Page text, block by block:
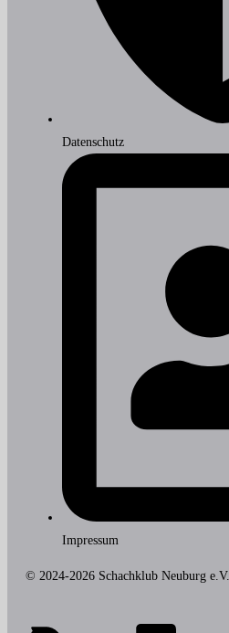
Datenschutz
Impressum
© 2024-2026 Schachklub Neuburg e.V.